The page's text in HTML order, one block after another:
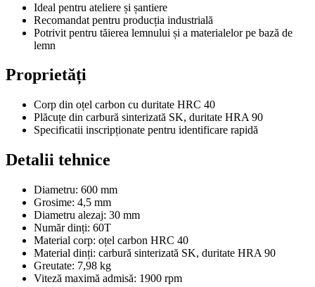
Ideal pentru ateliere și șantiere
Recomandat pentru producția industrială
Potrivit pentru tăierea lemnului și a materialelor pe bază de
lemn
Proprietăți
Corp din oțel carbon cu duritate HRC 40
Plăcuțe din carbură sinterizată SK, duritate HRA 90
Specificatii inscripționate pentru identificare rapidă
Detalii tehnice
Diametru: 600 mm
Grosime: 4,5 mm
Diametru alezaj: 30 mm
Număr dinți: 60T
Material corp: oțel carbon HRC 40
Material dinți: carbură sinterizată SK, duritate HRA 90
Greutate: 7,98 kg
Viteză maximă admisă: 1900 rpm